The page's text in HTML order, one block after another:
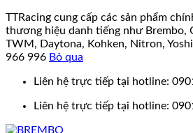
TTRacing cung cấp các sản phẩm
thương hiệu danh tiếng như Brembo,
TWM, Daytona, Kohken, Nitron,
966 996 Bỏ qua
Liên hệ trực tiếp tại hotline:
Liên hệ trực tiếp tại hotline: